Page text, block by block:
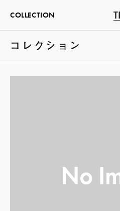
COLLECTION
コレクション
展示室1